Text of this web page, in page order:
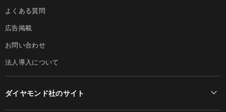
よくある質問
広告掲載
お問い合わせ
法人導入について
ダイヤモンド社のサイト